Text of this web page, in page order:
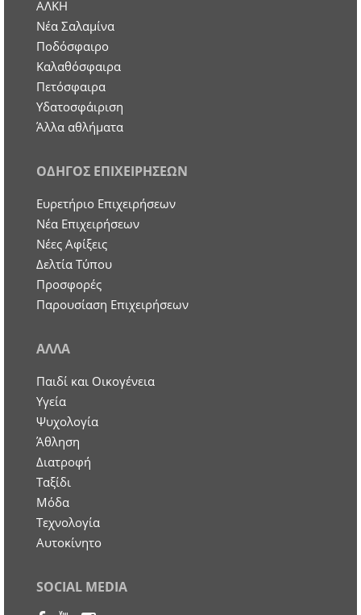
ΑΛΚΗ
Νέα Σαλαμίνα
Ποδόσφαιρο
Καλαθόσφαιρα
Πετόσφαιρα
Υδατοσφάιριση
Άλλα αθλήματα
ΟΔΗΓΟΣ ΕΠΙΧΕΙΡΗΣΕΩΝ
Ευρετήριο Επιχειρήσεων
Nέα Επιχειρήσεων
Νέες Αφίξεις
Δελτία Τύπου
Προσφορές
Παρουσίαση Επιχειρήσεων
ΑΛΛΑ
Παιδί και Οικογένεια
Υγεία
Ψυχολογία
Άθληση
Διατροφή
Ταξίδι
Μόδα
Τεχνολογία
Αυτοκίνητο
SOCIAL MEDIA